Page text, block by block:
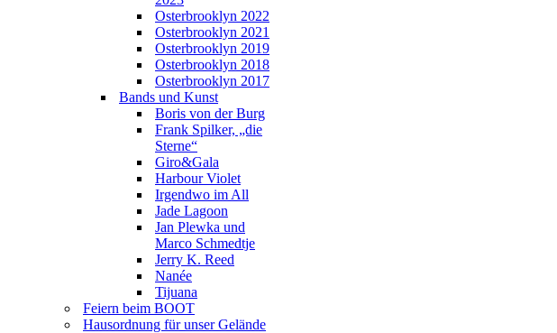
Osterbrooklyn 2022
Osterbrooklyn 2021
Osterbrooklyn 2019
Osterbrooklyn 2018
Osterbrooklyn 2017
Bands und Kunst
Boris von der Burg
Frank Spilker, „die
Sterne“
Giro&Gala
Harbour Violet
Irgendwo im All
Jade Lagoon
Jan Plewka und
Marco Schmedtje
Jerry K. Reed
Nanée
Tijuana
Feiern beim BOOT
Hausordnung für unser Gelände